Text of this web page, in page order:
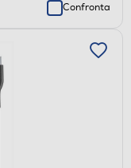
Confronta